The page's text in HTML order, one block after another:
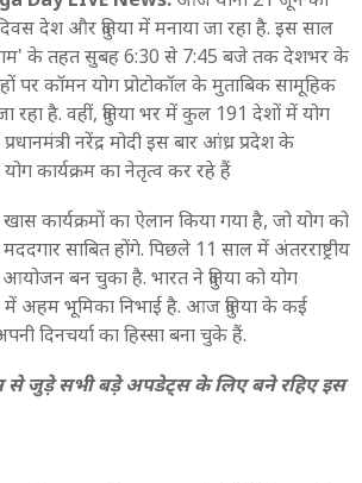
सीएम नायब सिंह सैनी ने योग गुरू रामदेव के
Pradesh: एक लाख केंद्रों पर सामूहिक योग,
करेंगे सूर्य नमस्कार
में आयोजित किया जाएगा Yogandhra प्रोग्राम
होंगे शामिल
दिवस देश और दुनिया में मनाया जा रहा है. इस साल
के तहत सुबह 6:30 से 7:45 बजे तक देशभर के
पर कॉमन योग प्रोटोकॉल के मुताबिक सामूहिक
रहा है. वहीं, दुनिया भर में कुल 191 देशों में योग
नरेंद्र मोदी इस बार आंध्र प्रदेश के
योग कार्यक्रम का नेतृत्व कर रहे हैं
कार्यक्रमों का ऐलान किया गया है, जो योग को
साबित होंगे. पिछले 11 साल में अंतरराष्ट्रीय
बन चुका है. भारत ने दुनिया को योग
अहम भूमिका निभाई है. आज दुनिया के कई
दिनचर्या का हिस्सा बना चुके हैं.
से जुड़े सभी बड़े अपडेट्स के लिए बने रहिए इस